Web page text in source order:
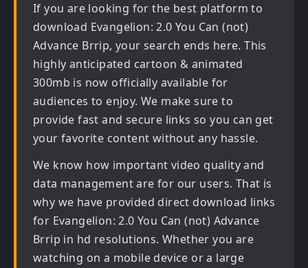
If you are looking for the best platform to
download Evangelion: 2.0 You Can (not)
Advance Brrip, your search ends here. This
highly anticipated cartoon & animated
300mb is now officially available for
audiences to enjoy. We make sure to
provide fast and secure links so you can get
your favorite content without any hassle.
We know how important video quality and
data management are for our users. That is
why we have provided direct download links
for Evangelion: 2.0 You Can (not) Advance
Brrip in hd resolutions. Whether you are
watching on a mobile device or a large